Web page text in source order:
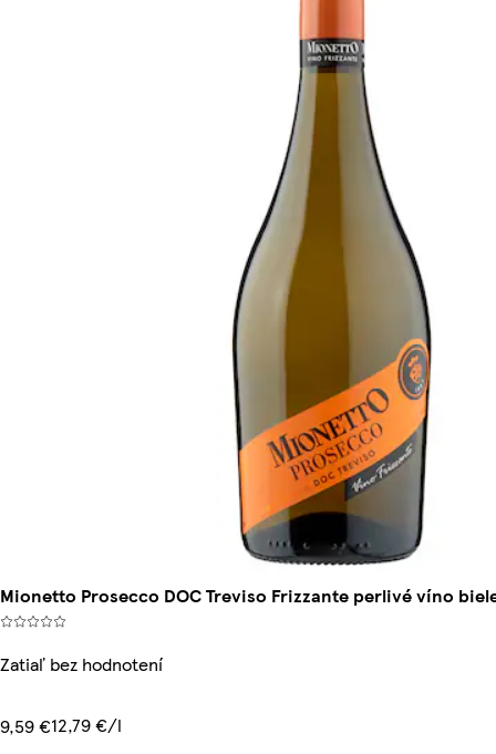
Mionetto Prosecco DOC Treviso Frizzante perlivé víno
Zatiaľ bez hodnotení
9,59 €12,79 €/l